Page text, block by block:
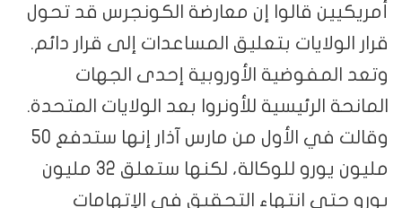
أمريكيين قالوا إن معارضة الكونجرس قد تحول
قرار الولايات بتعليق المساعدات إلى قرار دائم.
وتعد المفوضية الأوروبية إحدى الجهات
المانحة الرئيسية للأونروا بعد الولايات المتحدة.
وقالت في الأول من مارس آذار إنها ستدفع 50
مليون يورو للوكالة، لكنها ستعلق 32 مليون
يورو حتى انتهاء التحقيق في الإتهامات